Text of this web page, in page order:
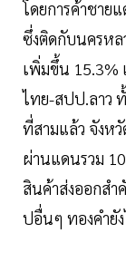
โดยการค้าชาย
ซึ่งติดกับนครหล
เพิ่มขึ้น 15.3%
ไทย-สปป.ลาว
ที่สามแล้ว จังห
ผ่านแดนรวม
สินค้าส่งออกสำ
ปอื่นๆ ทองคำยั